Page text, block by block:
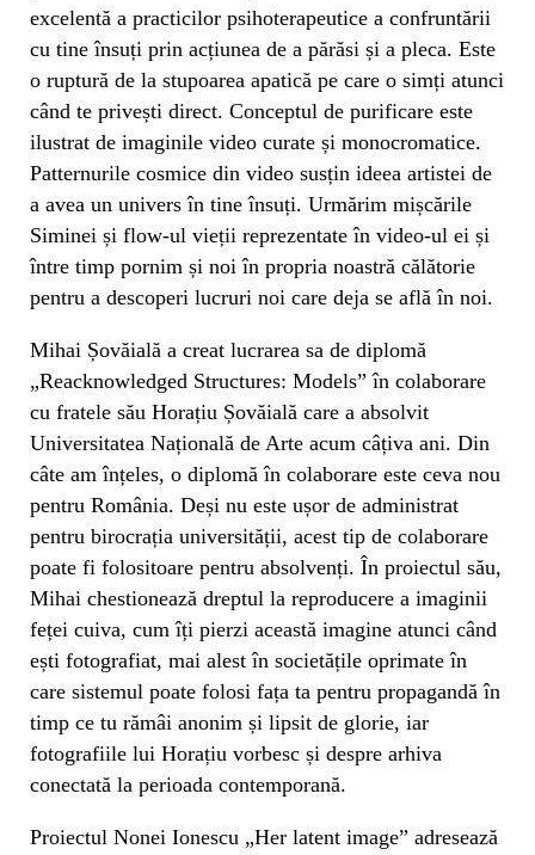
excelentă a practicilor psihoterapeutice a confruntării
cu tine însuți prin acțiunea de a părăsi și a pleca. Este
o ruptură de la stupoarea apatică pe care o simți atunci
când te privești direct. Conceptul de purificare este
ilustrat de imaginile video curate și monocromatice.
Patternurile cosmice din video susțin ideea artistei de
a avea un univers în tine însuți. Urmărim mișcările
Siminei și flow-ul vieții reprezentate în video-ul ei și
între timp pornim și noi în propria noastră călătorie
pentru a descoperi lucruri noi care deja se află în noi.
Mihai Șovăială a creat lucrarea sa de diplomă
„Reacknowledged Structures: Models” în colaborare
cu fratele său Horațiu Șovăială care a absolvit
Universitatea Națională de Arte acum câțiva ani. Din
câte am înțeles, o diplomă în colaborare este ceva nou
pentru România. Deși nu este ușor de administrat
pentru birocrația universității, acest tip de colaborare
poate fi folositoare pentru absolvenți. În proiectul său,
Mihai chestionează dreptul la reproducere a imaginii
feței cuiva, cum îți pierzi această imagine atunci când
ești fotografiat, mai alest în societățile oprimate în
care sistemul poate folosi fața ta pentru propagandă în
timp ce tu rămâi anonim și lipsit de glorie, iar
fotografiile lui Horațiu vorbesc și despre arhiva
conectată la perioada contemporană.
Proiectul Nonei Ionescu „Her latent image” adresează